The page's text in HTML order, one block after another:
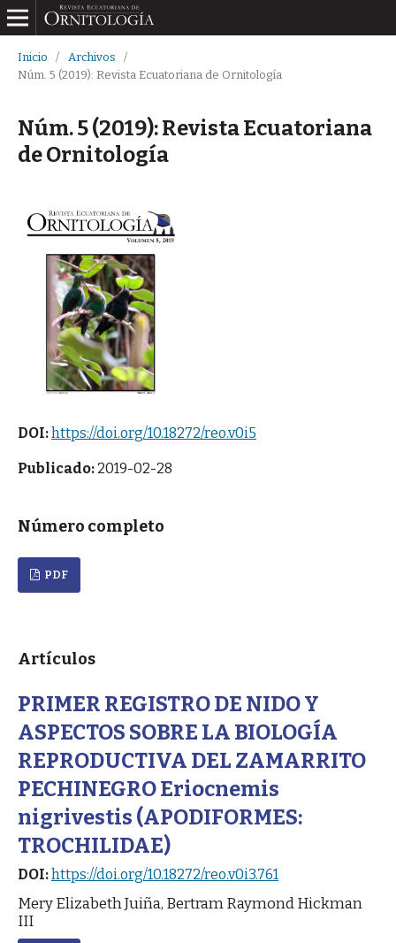
Inicio / Archivos
/
Núm. 5 (2019): Revista Ecuatoriana de Ornitología
Núm. 5 (2019): Revista Ecuatoriana
de Ornitología
DOI:https://doi.org/10.18272/reo.v0i5
Publicado: 2019-02-28
Número completo
PDF
Artículos
PRIMER REGISTRO DE NIDO Y
ASPECTOS SOBRE LA BIOLOGÍA
REPRODUCTIVA DEL ZAMARRITO
PECHINEGRO Eriocnemis
nigrivestis (APODIFORMES:
TROCHILIDAE)
DOI:https://doi.org/10.18272/reo.v0i3.761
Mery Elizabeth Juiña, Bertram Raymond Hickman
III